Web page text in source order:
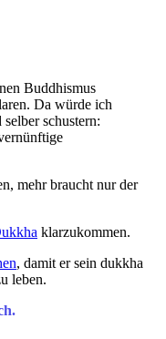
Buddhismus
Da würde ich
schustern:
mehr braucht nur der
klarzukommen.
, damit er sein dukkha
leben.